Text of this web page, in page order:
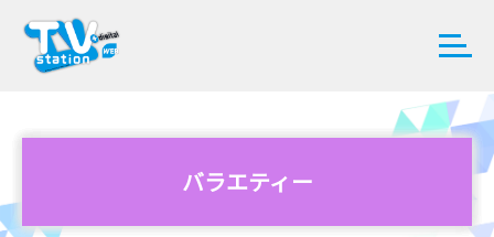
バラエティー